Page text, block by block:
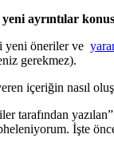
ayrıntılar
yeni öneriler ve
gerekmez).
içeriğin nasıl
tarafından
İşte